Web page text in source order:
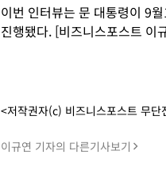
이번 인터뷰는 문 대통령이 9
진행됐다. [비즈니스포스트 이
<저작권자(c) 비즈니스포스트 무단
이규연 기자의 다른기사보기